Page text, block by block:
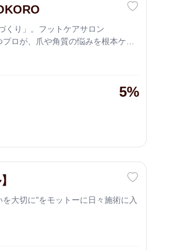
くり」。フットケアサロン
ロが、爪や角質の悩みを根本ケ
続ける、健やかな未来をサポート
5%
大切に"をモットーに日々施術に入